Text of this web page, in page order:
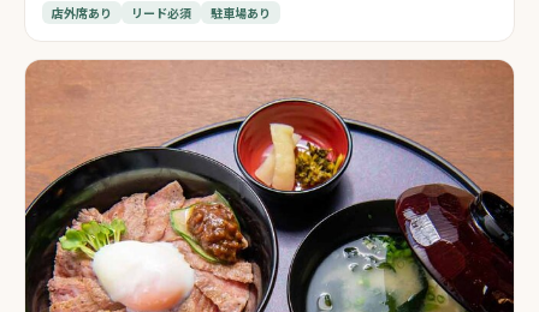
店外席あり リード必須 駐車場あり